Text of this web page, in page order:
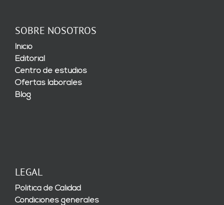
SOBRE NOSOTROS
Inicio
Editorial
Centro de estudios
Ofertas laborales
Blog
LEGAL
Política de Calidad
Condiciones generales